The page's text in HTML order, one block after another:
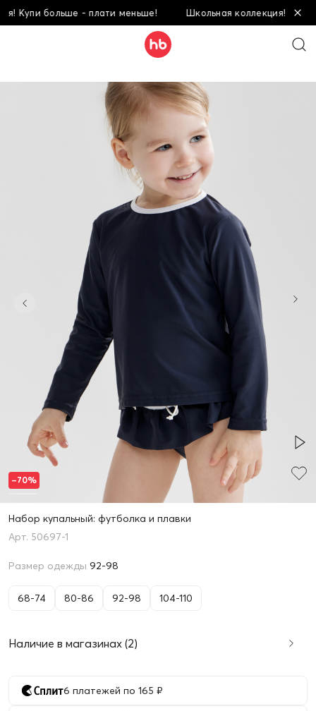
больше - плати меньше! Школьная коллекция! Купи
Набор купальный: футболка и плавки
50697-1
Размер одежды 92-98
68-74 80-86 92-98 104-110
Наличие в магазинах (2)
6 платежей по 165 ₽
–70%